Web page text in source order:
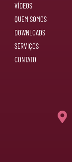
VÍDEOS
QUEM SOMOS
DOWNLOADS
SERVIÇOS
CONTATO